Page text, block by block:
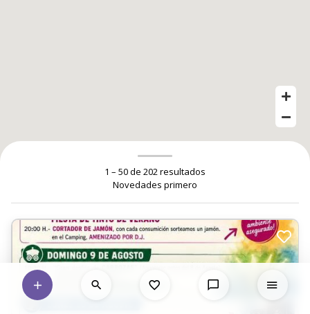
1 – 50 de 202 resultados
Novedades primero